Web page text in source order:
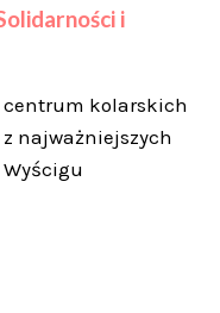
i
centrum kolarskich
najważniejszych